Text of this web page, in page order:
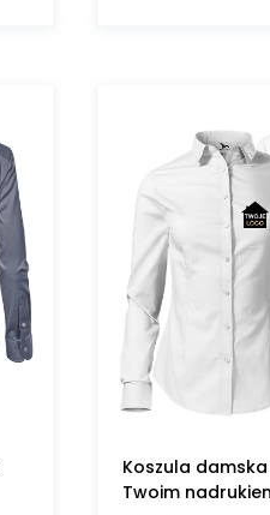
Koszula damska
Twoim